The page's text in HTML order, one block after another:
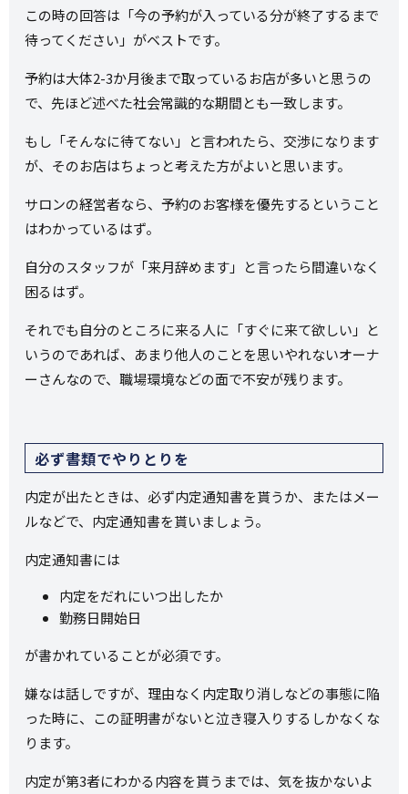
この時の回答は「今の予約が入っている分が終了するまで
待ってください」がベストです。
予約は大体2-3か月後まで取っているお店が多いと思うの
で、先ほど述べた社会常識的な期間とも一致します。
もし「そんなに待てない」と言われたら、交渉になります
が、そのお店はちょっと考えた方がよいと思います。
サロンの経営者なら、予約のお客様を優先するということ
はわかっているはず。
自分のスタッフが「来月辞めます」と言ったら間違いなく
困るはず。
それでも自分のところに来る人に「すぐに来て欲しい」と
いうのであれば、あまり他人のことを思いやれないオーナ
ーさんなので、職場環境などの面で不安が残ります。
必ず書類でやりとりを
内定が出たときは、必ず内定通知書を貰うか、またはメー
ルなどで、内定通知書を貰いましょう。
内定通知書には
内定をだれにいつ出したか
勤務日開始日
が書かれていることが必須です。
嫌なは話しですが、理由なく内定取り消しなどの事態に陥
った時に、この証明書がないと泣き寝入りするしかなくな
ります。
内定が第3者にわかる内容を貰うまでは、気を抜かないよ